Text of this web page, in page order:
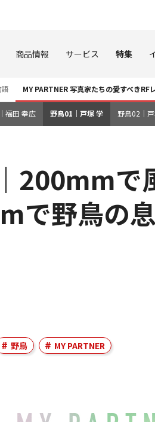
商品情報 サービス 特集
MY PARTNER 写真家たちの愛すべきRF
福田 幸広 野鳥01｜戸塚 学 野鳥02｜
200mm
で野鳥の
野鳥 MY PARTNER